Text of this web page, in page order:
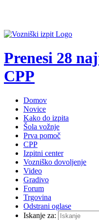
Prenesi 28
CPP
Domov
Novice
Kako do izpita
Šola vožnje
Prva pomoč
CPP
Izpitni center
Vozniško dovoljenje
Video
Gradivo
Forum
Trgovina
Odstrani oglase
Iskanje za: